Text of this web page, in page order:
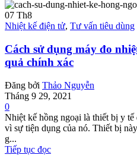
07 Th8
Nhiệt kế điện tử, Tư vấn tiêu dùng
Cách sử dụng máy đo
quả chính xác
Đăng bởi Thảo Nguyễn
Tháng 9 29, 2021
0
Nhiệt kế hồng ngoại là thiết bị y
vì sự tiện dụng của nó. Thiết bị
g...
Tiếp tục đọc